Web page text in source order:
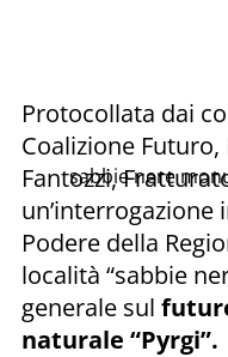
sabbie nere
Protocollata dai
Coalizione
Fantozzi,
Podere della
località “sabbie
generale sul
naturale “Pyrgi”.